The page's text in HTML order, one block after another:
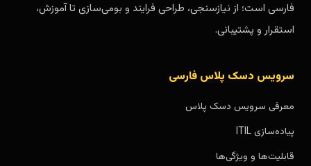
فارسی است؛ از نیازسنجی، طراحی فرایند و بومی‌سازی تا آموزش،
استقرار و پشتیبانی.
سرویس دسک پلاس فارسی
معرفی سرویس دسک پلاس
پیاده‌سازی ITIL
قابلیت‌ها و ویژگی‌ها